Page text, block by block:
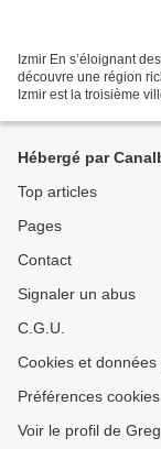
Izmir En s’éloignant
découvre une région
Izmir est la troisième
Hébergé par
Top articles
Pages
Contact
Signaler un abus
C.G.U.
Cookies et
Préférences cookies
Voir le profil de